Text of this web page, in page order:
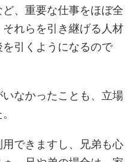
、重要な仕事をほぼ全
れらを引き継げる人材
引くようになるので
なかったことも、立場
できますし、兄弟も心